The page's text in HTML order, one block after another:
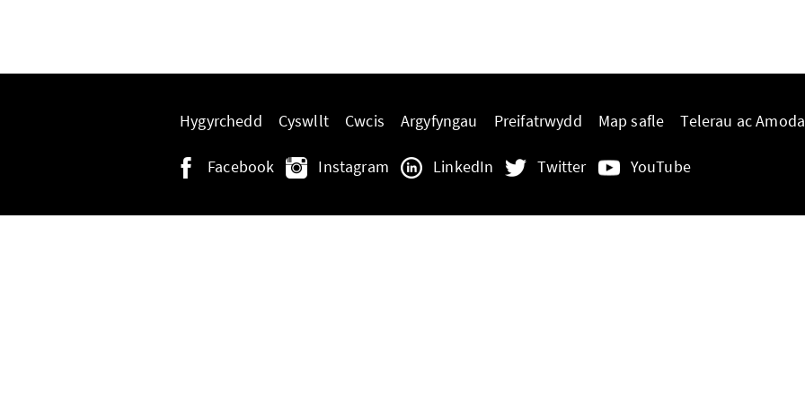
Hygyrchedd Cyswllt Cwcis Argyfyngau Preifatrwydd Map safle Telerau ac
Facebook Instagram LinkedIn Twitter YouTube